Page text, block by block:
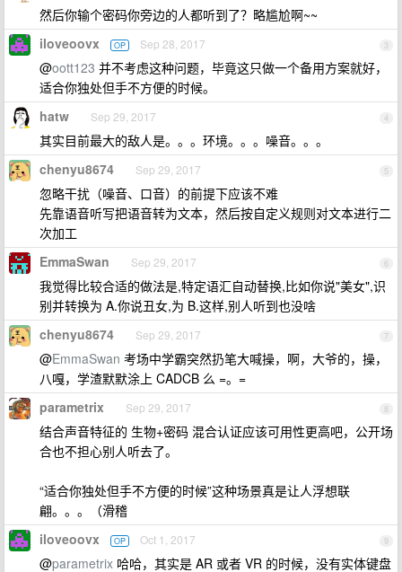
然后你输个密码你旁边的人都听到了？略尴尬啊~~
3
iloveoovx OP Sep 28, 2017
@oott123 并不考虑这种问题，毕竟这只做一个备用方案就好，
适合你独处但手不方便的时候。
4
hatw Sep 29, 2017
其实目前最大的敌人是。。。环境。。。噪音。。。
5
chenyu8674 Sep 29, 2017
忽略干扰（噪音、口音）的前提下应该不难
先靠语音听写把语音转为文本，然后按自定义规则对文本进行二
次加工
6
EmmaSwan Sep 29, 2017
我觉得比较合适的做法是,特定语汇自动替换,比如你说"美女",识
别并转换为 A.你说丑女,为 B.这样,别人听到也没啥
7
chenyu8674 Sep 29, 2017
@EmmaSwan 考场中学霸突然扔笔大喊操，啊，大爷的，操，
八嘎，学渣默默涂上 CADCB 么 =。=
8
parametrix Sep 29, 2017
结合声音特征的 生物+密码 混合认证应该可用性更高吧，公开场
合也不担心别人听去了。
“适合你独处但手不方便的时候”这种场景真是让人浮想联
翩。。。（滑稽
9
iloveoovx OP Oct 1, 2017
@parametrix 哈哈，其实是 AR 或者 VR 的时候，没有实体键盘